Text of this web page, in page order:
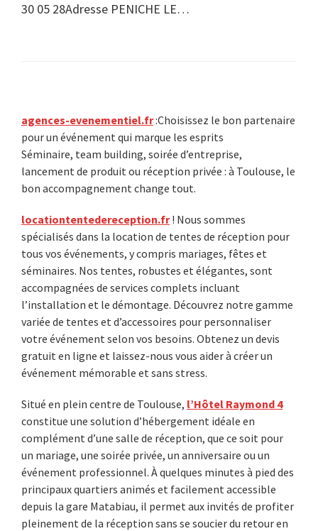
30 05 28Adresse PENICHE LE…
Primary
Sidebar
agences-evenementiel.fr:Choisissez le bon partenaire
pour un événement qui marque les esprits
Séminaire, team building, soirée d’entreprise,
lancement de produit ou réception privée : à Toulouse, le
bon accompagnement change tout.
locationtentedereception.fr! Nous sommes
spécialisés dans la location de tentes de réception pour
tous vos événements, y compris mariages, fêtes et
séminaires. Nos tentes, robustes et élégantes, sont
accompagnées de services complets incluant
l’installation et le démontage. Découvrez notre gamme
variée de tentes et d’accessoires pour personnaliser
votre événement selon vos besoins. Obtenez un devis
gratuit en ligne et laissez-nous vous aider à créer un
événement mémorable et sans stress.
Situé en plein centre de Toulouse, l’Hôtel Raymond 4
constitue une solution d’hébergement idéale en
complément d’une salle de réception, que ce soit pour
un mariage, une soirée privée, un anniversaire ou un
événement professionnel. À quelques minutes à pied des
principaux quartiers animés et facilement accessible
depuis la gare Matabiau, il permet aux invités de profiter
pleinement de la réception sans se soucier du retour en